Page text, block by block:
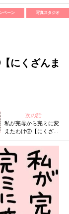
ペーン 写真スタジオ
にくざんま
次の話
私が完母から完ミに変
えたわけ②【にくざん
察記#60】